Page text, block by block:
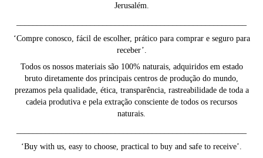
Jerusalém.
‘Compre conosco, fácil de escolher, prático para comprar e seguro para
receber’.
Todos os nossos materiais são 100% naturais, adquiridos em estado
bruto diretamente dos principais centros de produção do mundo,
prezamos pela qualidade, ética, transparência, rastreabilidade de toda a
cadeia produtiva e pela extração consciente de todos os recursos
naturais.
‘Buy with us, easy to choose, practical to buy and safe to receive’.